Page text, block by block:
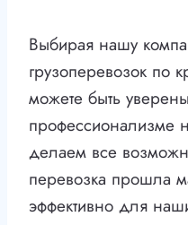
Выбирая нашу
грузоперевозок по
можете быть
профессионализме
делаем все
перевозка прошла
эффективно для